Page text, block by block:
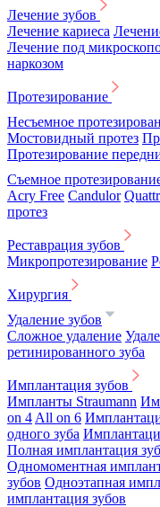
Лечение зубов
Лечение кариеса
Лечение под
наркозом
Протезирование
Несъемное
Мостовидный протез
Протезирование
Съемное
Acry Free Candulor
протез
Реставрация зубов
Микропротезирование
Хирургия
Удаление зубов
Сложное удаление
ретинированного зуба
Имплантация зубов
Импланты Straumann
on 4 All on 6
одного зуба
Полная имплантация
Одномоментная
зубов Одноэтапная
имплантация зубов